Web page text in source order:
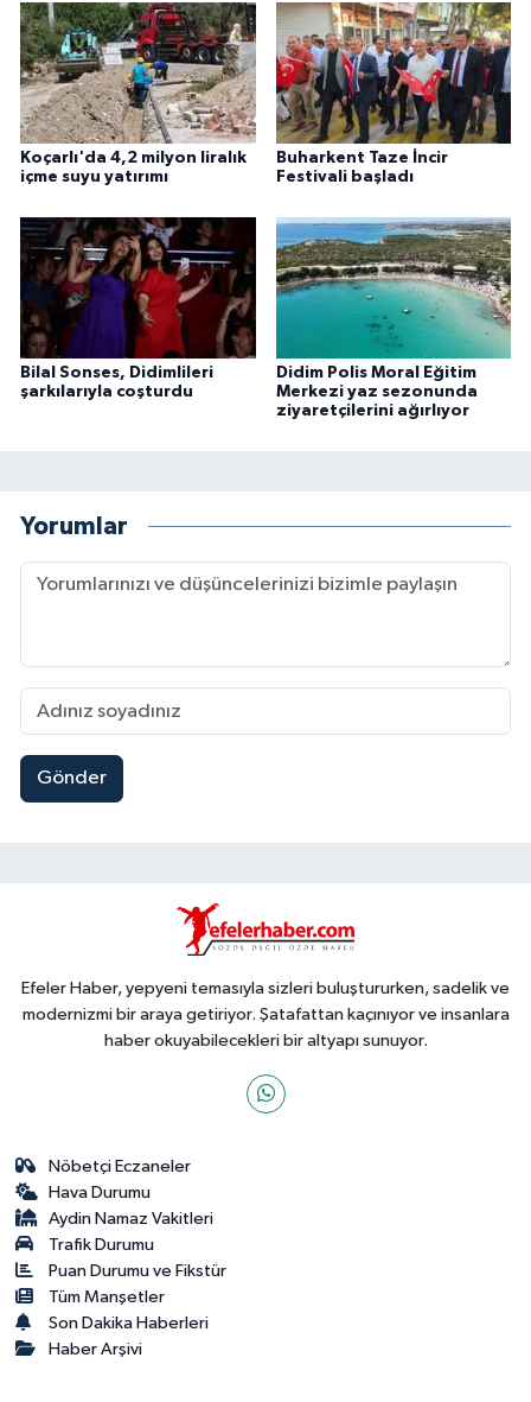
Koçarlı'da 4,2 milyon liralık
içme suyu yatırımı
Buharkent Taze İncir
Festivali başladı
Bilal Sonses, Didimlileri
şarkılarıyla coşturdu
Didim Polis Moral Eğitim
Merkezi yaz sezonunda
ziyaretçilerini ağırlıyor
Yorumlar
Gönder
Efeler Haber, yepyeni temasıyla sizleri buluştururken, sadelik ve
modernizmi bir araya getiriyor. Şatafattan kaçınıyor ve insanlara
haber okuyabilecekleri bir altyapı sunuyor.
Nöbetçi Eczaneler
Hava Durumu
Aydin Namaz Vakitleri
Trafik Durumu
Puan Durumu ve Fikstür
Tüm Manşetler
Son Dakika Haberleri
Haber Arşivi